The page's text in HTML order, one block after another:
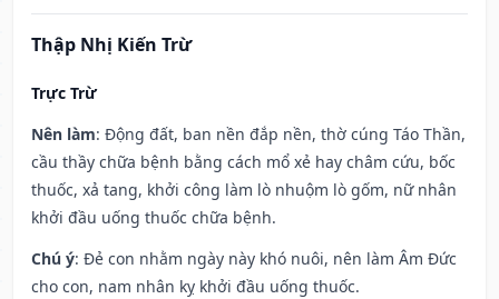
Thập Nhị Kiến Trừ
Trực Trừ
Nên làm: Động đất, ban nền đắp nền, thờ cúng Táo Thần,
cầu thầy chữa bệnh bằng cách mổ xẻ hay châm cứu, bốc
thuốc, xả tang, khởi công làm lò nhuộm lò gốm, nữ nhân
khởi đầu uống thuốc chữa bệnh.
Chú ý: Đẻ con nhằm ngày này khó nuôi, nên làm Âm Đức
cho con, nam nhân kỵ khởi đầu uống thuốc.